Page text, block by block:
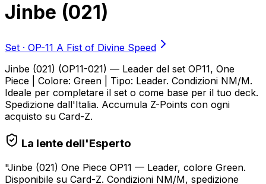
Jinbe (021)
Set · OP-11 A Fist of Divine Speed
Jinbe (021) (OP11-021) — Leader del set OP11, One
Piece | Colore: Green | Tipo: Leader. Condizioni NM/M.
Ideale per completare il set o come base per il tuo deck.
Spedizione dall'Italia. Accumula Z-Points con ogni
acquisto su Card-Z.
La lente dell'Esperto
"Jinbe (021) One Piece OP11 — Leader, colore Green.
Disponibile su Card-Z. Condizioni NM/M, spedizione